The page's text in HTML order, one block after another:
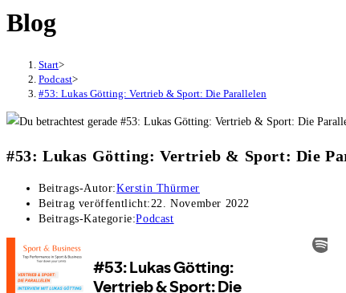
Blog
Start>
Podcast>
#53: Lukas Götting: Vertrieb & Sport: Die Parallelen
#53: Lukas Götting: Vertrieb & Sport: Die
Beitrags-Autor:Kerstin Thürmer
Beitrag veröffentlicht:22. November 2022
Beitrags-Kategorie:Podcast